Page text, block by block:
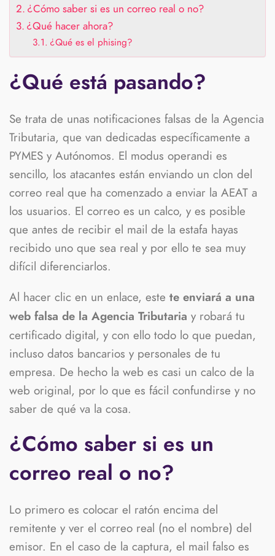
¿Cómo saber si es un correo real o no?
¿Qué hacer ahora?
¿Qué es el phising?
¿Qué está pasando?
Se trata de unas notificaciones falsas de la Agencia
Tributaria, que van dedicadas específicamente a
PYMES y Autónomos. El modus operandi es
sencillo, los atacantes están enviando un clon del
correo real que ha comenzado a enviar la AEAT a
los usuarios. El correo es un calco, y es posible
que antes de recibir el mail de la estafa hayas
recibido uno que sea real y por ello te sea muy
difícil diferenciarlos.
Al hacer clic en un enlace, este te enviará a una
web falsa de la Agencia Tributaria y robará tu
certificado digital, y con ello todo lo que puedan,
incluso datos bancarios y personales de tu
empresa. De hecho la web es casi un calco de la
web original, por lo que es fácil confundirse y no
saber de qué va la cosa.
¿Cómo saber si es un
correo real o no?
Lo primero es colocar el ratón encima del
remitente y ver el correo real (no el nombre) del
emisor. En el caso de la captura, el mail falso es